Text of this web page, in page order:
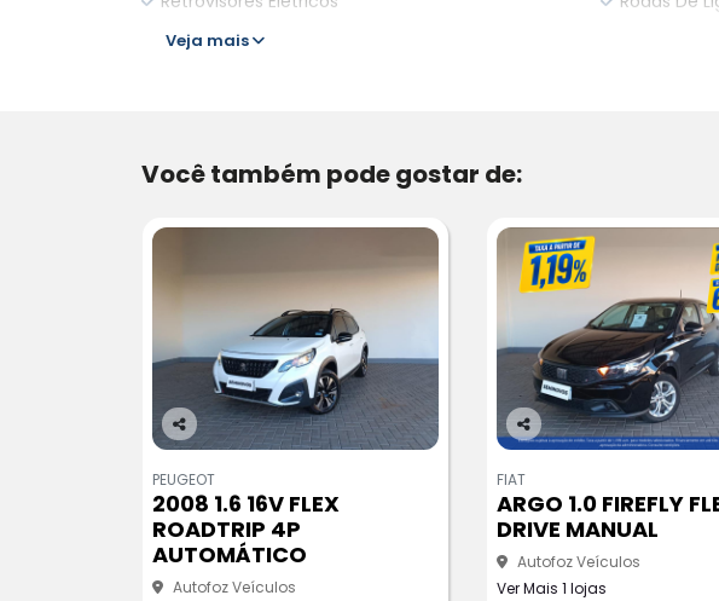
Veja mais
Você também pode gostar de:
Co
pa
rtil
he
PEUGEOT
2008 1.6 16V FLEX
ROADTRIP 4P
AUTOMÁTICO
Autofoz Veículos
Co
pa
rtil
he
FIAT
ARGO 1.0 FIREFLY
DRIVE MANUAL
Autofoz Veículos
Ver Mais 1 lojas